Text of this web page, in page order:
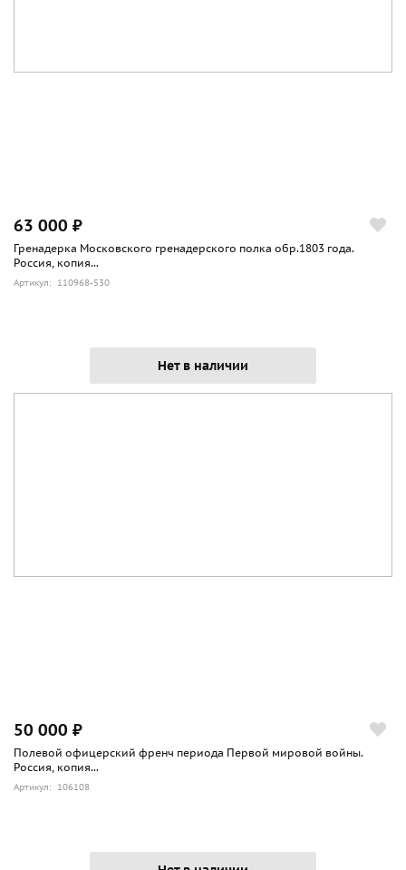
63 000 ₽
Гренадерка Московского гренадерского полка обр.1803 года.
Россия, копия...
Артикул: 110968-530
Нет в наличии
50 000 ₽
Полевой офицерский френч периода Первой мировой войны.
Россия, копия...
Артикул: 106108